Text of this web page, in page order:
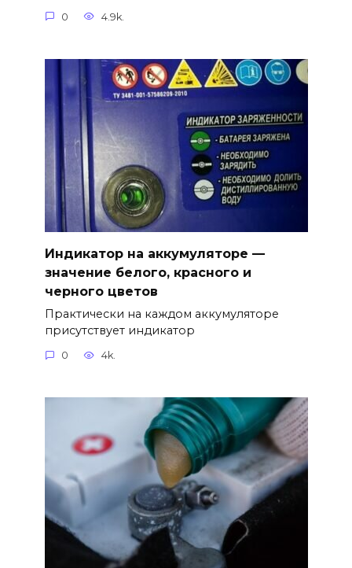
0 4.9k.
Индикатор на аккумуляторе —
значение белого, красного и
черного цветов
Практически на каждом аккумуляторе
присутствует индикатор
0 4k.